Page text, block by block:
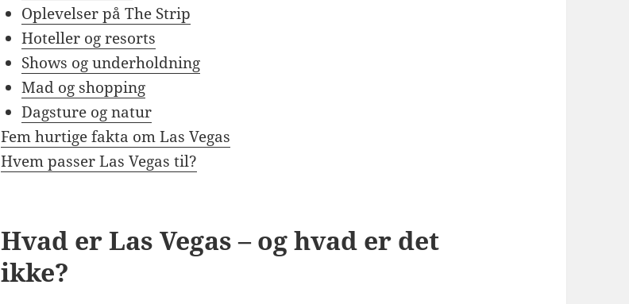
Oplevelser på The Strip
Hoteller og resorts
Shows og underholdning
Mad og shopping
Dagsture og natur
Fem hurtige fakta om Las Vegas
Hvem passer Las Vegas til?
Hvad er Las Vegas – og hvad er det
ikke?